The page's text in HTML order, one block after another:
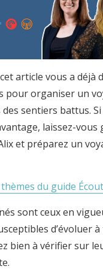
article vous a déjà
pour organiser un
sentiers battus.
laissez-vous
et préparez un
thèmes du guide
sont ceux en
d’évoluer
bien à vérifier sur